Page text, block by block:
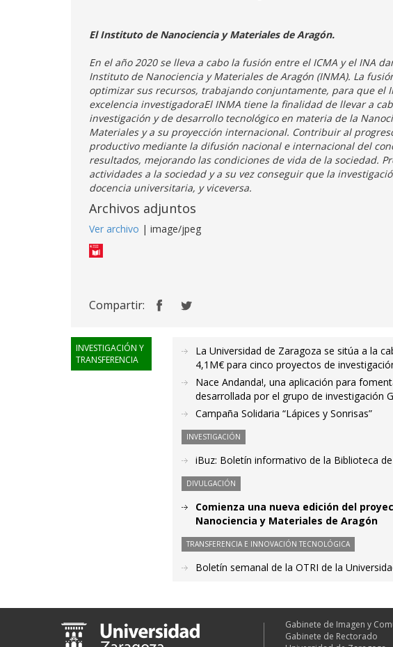
El Instituto de Nanociencia y Materiales de Aragón.
En el año 2020 se lleva a cabo la fusión entre el ICMA y el INA
Instituto de Nanociencia y Materiales de Aragón (INMA). La
optimizar sus recursos, trabajando conjuntamente, para que el
excelencia investigadoraEl INMA tiene la finalidad de llevar a
investigación y de desarrollo tecnológico en materia de la
Materiales y a su proyección internacional. Contribuir al
productivo mediante la difusión nacional e internacional del
resultados, mejorando las condiciones de vida de la sociedad.
actividades a la sociedad y a su vez conseguir que la
docencia universitaria, y viceversa.
Archivos adjuntos
Ver archivo | image/jpeg
Compartir:
INVESTIGACIÓN Y
TRANSFERENCIA
La Universidad de Zaragoza se sitúa a la
4,1M€ para cinco proyectos de
Nace Andanda!, una aplicación para
desarrollada por el grupo de investigación
Campaña Solidaria “Lápices y Sonrisas”
INVESTIGACIÓN
iBuz: Boletín informativo de la Biblioteca
DIVULGACIÓN
Comienza una nueva edición del
Nanociencia y Materiales de Aragón
TRANSFERENCIA E INNOVACIÓN TECNOLÓGICA
Boletín semanal de la OTRI de la
Gabinete de Imagen y
Gabinete de Rectorado